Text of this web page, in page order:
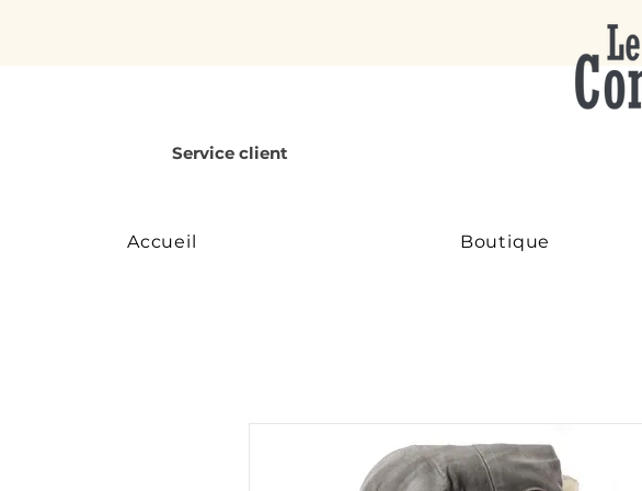
Service client
Accueil Boutique